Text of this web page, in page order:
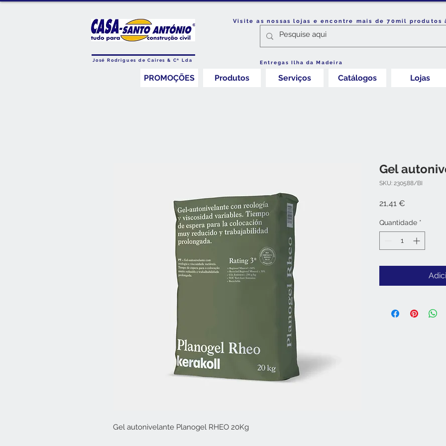
Visite as nossas lojas e encontre mais de 70mil produtos
José Rodrigues de Caires & Cª Lda Entregas Ilha da Madeira
PROMOÇÕES Produtos Serviços Catálogos Lojas
Gel autonivelante Planogel RHEO 20Kg
Gel
SKU: 230588/BI
21,41 €
Quantidade *